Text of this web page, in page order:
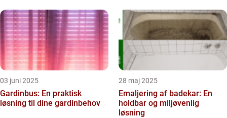
03 juni 2025
Gardinbus: En praktisk
løsning til dine gardinbehov
28 maj 2025
Emaljering af badekar: En
holdbar og miljøvenlig
løsning